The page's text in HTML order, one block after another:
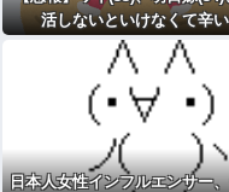
活しないといけなくて辛い
日本人女性インフルエンサー